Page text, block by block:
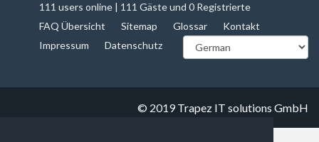
111 users online | 111 Gäste und 0 Registrierte
FAQ Übersicht
Sitemap Glossar
Kontakt
Impressum
Datenschutz
© 2019Trapez IT solutions GmbH